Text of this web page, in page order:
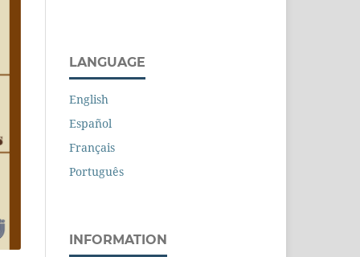
LANGUAGE
English
Español
Français
Português
INFORMATION